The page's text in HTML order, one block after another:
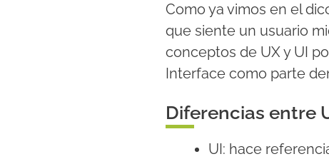
Como ya vimos en el
que siente un usuario
conceptos de UX y UI
Interface como parte
Diferencias entre
UI: hace